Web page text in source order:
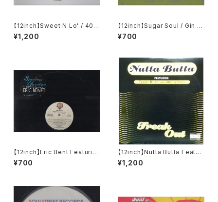
【12inch】Sweet N Lo' / 40 D
og
¥1,200
【12inch】Sugar Soul / Gin &
Lime
¥700
【12inch】Eric Bent Featurin
g Terry Dexter / Spend My
Life With You
¥700
【12inch】Nutta Butta Featuri
ng Teddy Riley And Anony
mous / Freak Out
¥1,200